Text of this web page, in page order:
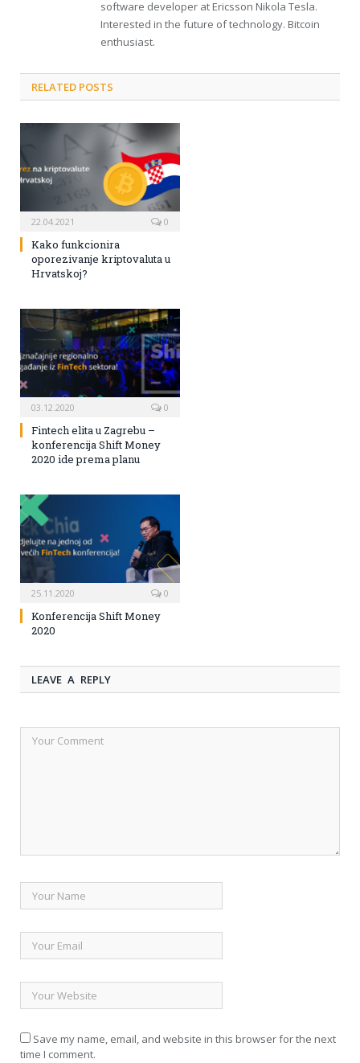
software developer at Ericsson Nikola Tesla.
Interested in the future of technology. Bitcoin
enthusiast.
RELATED POSTS
22.04.2021 0
Kako funkcionira
oporezivanje kriptovaluta u
Hrvatskoj?
03.12.2020 0
Fintech elita u Zagrebu –
konferencija Shift Money
2020 ide prema planu
25.11.2020 0
Konferencija Shift Money
2020
LEAVE A REPLY
Save my name, email, and website in this browser for the next
time I comment.